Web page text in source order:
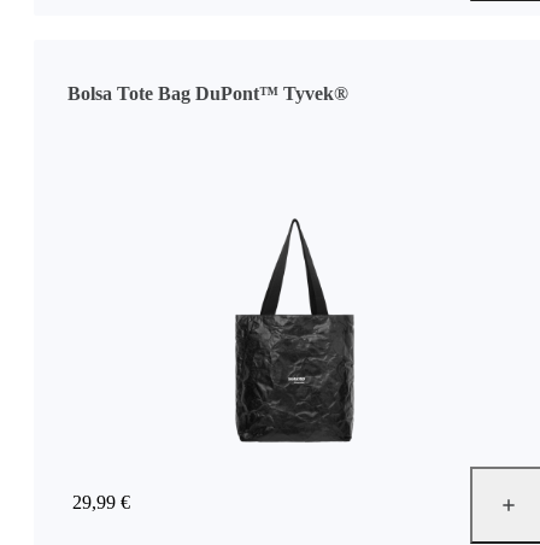
Bolsa Tote Bag DuPont™ Tyvek®
29,99 €